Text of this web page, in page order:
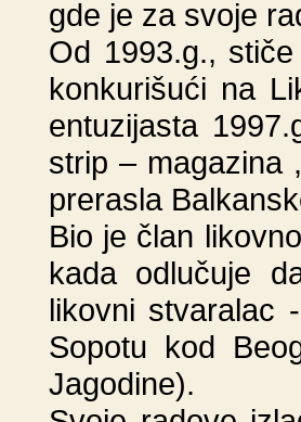
gde je za svoje
Od 1993.g.,
konkurišući na
entuzijasta
strip – magazina
prerasla
Bio je član
kada odlučuje
likovni stvaralac
Sopotu kod
Jagodine).